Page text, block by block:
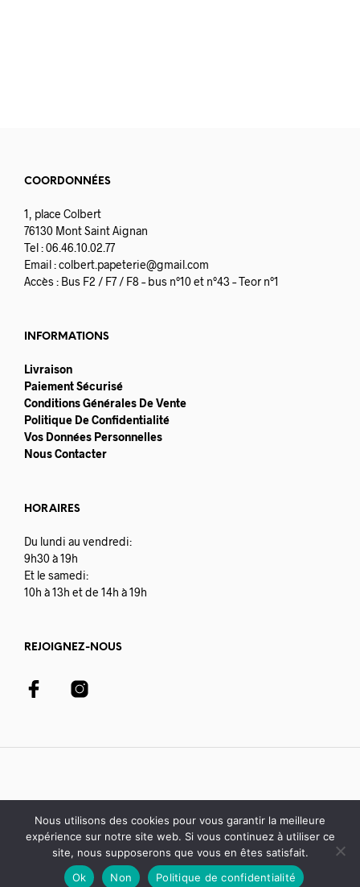
COORDONNÉES
1, place Colbert
76130 Mont Saint Aignan
Tel : 06.46.10.02.77
Email :colbert.papeterie@gmail.com
Accès : Bus F2 / F7 / F8 – bus n°10 et n°43 – Teor n°1
INFORMATIONS
Livraison
Paiement Sécurisé
Conditions Générales De Vente
Politique De Confidentialité
Vos Données Personnelles
Nous Contacter
HORAIRES
Du lundi au vendredi:
9h30 à 19h
Et le samedi:
10h à 13h et de 14h à 19h
REJOIGNEZ-NOUS
© 2020-21 Librairie Colbert | développé avec parDigisoft
Nous utilisons des cookies pour vous garantir la meilleure
expérience sur notre site web. Si vous continuez à utiliser ce
site, nous supposerons que vous en êtes satisfait.
Ok
Non Politique de confidentialité